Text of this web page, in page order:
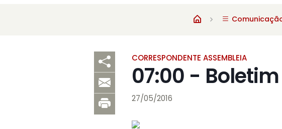
CORRESPONDENTE ASSEMBLEIA
07:00 -
27/05/2016